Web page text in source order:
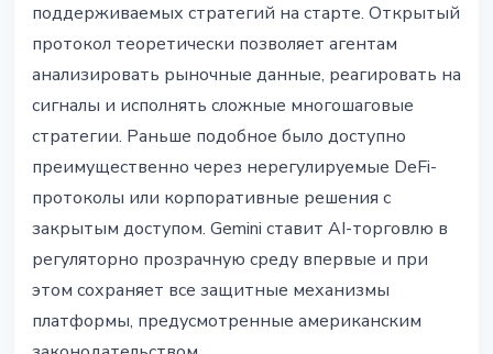
поддерживаемых стратегий на старте. Открытый
протокол теоретически позволяет агентам
анализировать рыночные данные, реагировать на
сигналы и исполнять сложные многошаговые
стратегии. Раньше подобное было доступно
преимущественно через нерегулируемые DeFi-
протоколы или корпоративные решения с
закрытым доступом. Gemini ставит AI-торговлю в
регуляторно прозрачную среду впервые и при
этом сохраняет все защитные механизмы
платформы, предусмотренные американским